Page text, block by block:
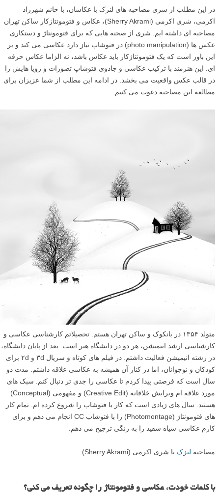
در این مطلب از سری مصاحبه های لنزک با عکاسان، با خانم شهرزاد
اکرمی، شری اکرمی (Sherry Akrami)، عکاس و فتومونتاژکار ساکن تهران
مصاحبه ای داشته ایم. شری از صحنه هایی که برای فتومونتاژ و دستکاری
عکس ها (photo manipulation) در فتوشاپ نیاز دارد عکاسی می کند و بر
این باور است که یک فتومونتاژکار باید عکاس باشد، نه الزاما عکاس حرفه
اى. این هنرمند با ترکیب عکاسی و جادوی فتوشاپ تصورات و رویا هایش را
در قالب عکس واقعیت می بخشد. در ادامه این مطلب از شما عزیزان برای
مطالعه این مصاحبه دعوت می کنیم.
متولد ١٣۵۴ در بانکوک و ساکن تهران هستم. تحصیلاتم کارشناسى عکاسى و
کارشناسى ارشد انیمیشن، هر دو در دانشگاه هنر است. بعد از پایان دانشگاه،
در رشته انیمیشن فعالیت داشتم. در فیلم هاى کوتاه و سریال ۳d و ۲d براى
کودکان و نوجوانان، اما در کنار آن همیشه به عکاسى علاقه داشتم. مدت دو
سال است که فرصتى پیدا کردم تا عکاسى را جدى تر دنبال کنم. سبک هاى
مورد علاقه ام ویرایش خلاقانه (Creative Edit) و مفهومی (Conceptual)
هستند. سال هاى زیادى است که کار با فتوشاپ را شروع کرده ام. تمام کار
هاى فتومونتاژ (Photomontage) را با فتوشاب CC انجام مى دهم و براى
کارم عکاسى سیاه سفید را به رنگى ترجیح مى دهم.
مصاحبه لنزک با شری اکرمی (Sherry Akrami):
با کلمات خودت، عکاسی و فتومونتاژ را چگونه تعریف می کنی؟